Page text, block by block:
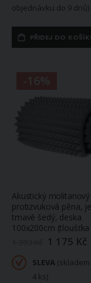
objednávku do 9 dnů)
PŘIDEJ DO
Akustický
protizvuková pěna,
tmavě šedý, deska
100x200cm
Zlevněná
cena
1 175 Kč
SLEVA
4 ks)